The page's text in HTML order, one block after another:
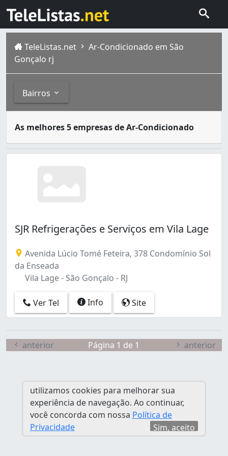
TeleListas.net
Ar-Condicionado em São
Gonçalo rj
Bairros
Jardim Independência (1)
Lindo Parque (2)
Mutuaguaçu (1)
Mutuapira (1)
Neves (neves) (1)
Nova Cidade (1)
Paraíso (1)
Porto do Rosa (1)
Sacramento (1)
Tribobó (1)
Trindade (4)
Vila Lage (1)
Vista Alegre (1)
As melhores 5 empresas de Ar-Condicionado
São Gonçalo é um município do estado do Rio de
SJR Refrigerações e Serviços em Vila Lage
Avenida Lúcio Tomé Feteira, 378 Condomínio Sol
da Enseada
Vila Lage - São Gonçalo - RJ
Ver Tel Info Site
anterior Página 1 de 1 anterior
utilizamos cookies para melhorar sua
experiência de navegação. Ao continuar,
você concorda com nossa Política de
Privacidade
Sim, aceito